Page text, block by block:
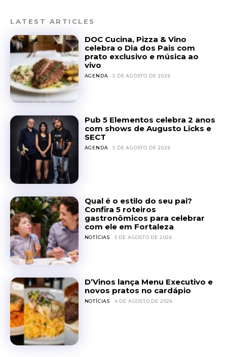
LATEST ARTICLES
DOC Cucina, Pizza & Vino
celebra o Dia dos Pais com
prato exclusivo e música ao
vivo
AGENDA 5 DE AGOSTO DE 2026
Pub 5 Elementos celebra 2 anos
com shows de Augusto Licks e
SECT
AGENDA 5 DE AGOSTO DE 2026
Qual é o estilo do seu pai?
Confira 5 roteiros
gastronômicos para celebrar
com ele em Fortaleza
NOTÍCIAS 5 DE AGOSTO DE 2026
D’Vinos lança Menu Executivo e
novos pratos no cardápio
NOTÍCIAS 4 DE AGOSTO DE 2026